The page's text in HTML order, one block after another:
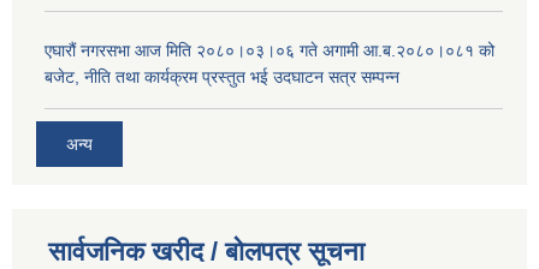
एघारौं नगरसभा आज मिति २०८०।०३।०६ गते अगामी आ.ब.२०८०।०८१ को
बजेट, नीति तथा कार्यक्रम प्रस्तुत भई उदघाटन सत्र सम्पन्न
अन्य
सार्वजनिक खरीद / बोलपत्र सूचना